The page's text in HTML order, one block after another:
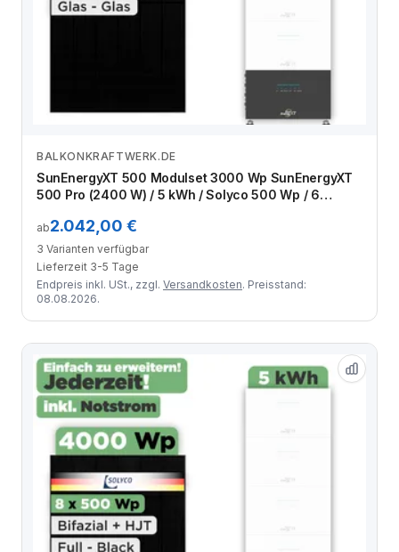
Zum Angebot
BALKONKRAFTWERK.DE
SunEnergyXT 500 Modulset 3000 Wp SunEnergyXT
500 Pro (2400 W) / 5 kWh / Solyco 500 Wp / 6
ab2.042,00 €
3 Varianten verfügbar
Lieferzeit 3-5 Tage
Endpreis inkl. USt., zzgl. Versandkosten. Preisstand:
08.08.2026.